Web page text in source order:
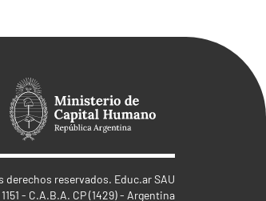
derechos reservados. Educ.ar SAU
- C.A.B.A. CP (1429) - Argentina